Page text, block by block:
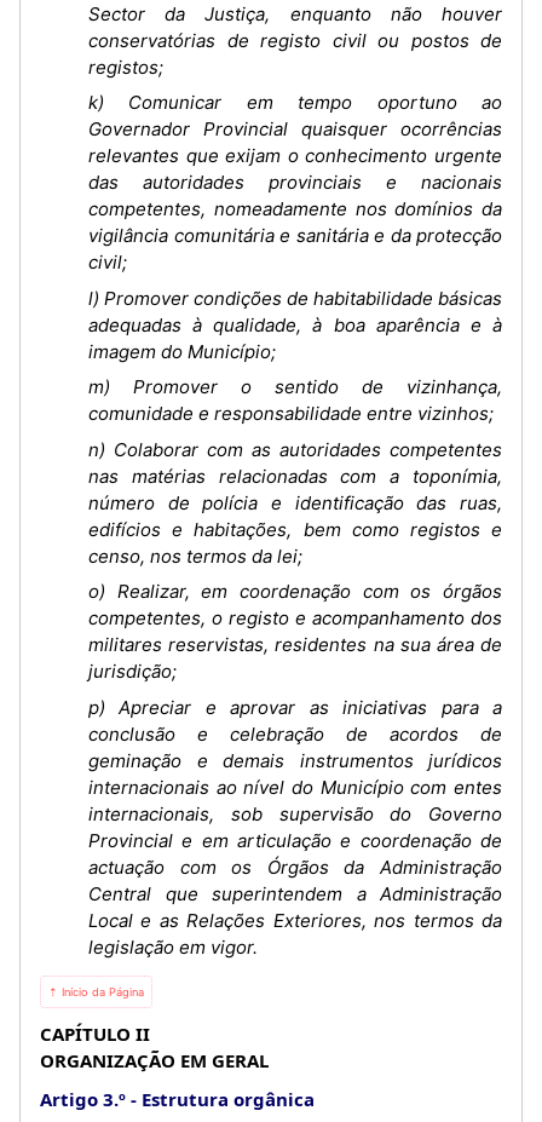
Sector da Justiça, enquanto não houver
conservatórias de registo civil ou postos de
registos;
k) Comunicar em tempo oportuno ao
Governador Provincial quaisquer ocorrências
relevantes que exijam o conhecimento urgente
das autoridades provinciais e nacionais
competentes, nomeadamente nos domínios da
vigilância comunitária e sanitária e da protecção
civil;
l) Promover condições de habitabilidade básicas
adequadas à qualidade, à boa aparência e à
imagem do Município;
m) Promover o sentido de vizinhança,
comunidade e responsabilidade entre vizinhos;
n) Colaborar com as autoridades competentes
nas matérias relacionadas com a toponímia,
número de polícia e identificação das ruas,
edifícios e habitações, bem como registos e
censo, nos termos da lei;
o) Realizar, em coordenação com os órgãos
competentes, o registo e acompanhamento dos
militares reservistas, residentes na sua área de
jurisdição;
p) Apreciar e aprovar as iniciativas para a
conclusão e celebração de acordos de
geminação e demais instrumentos jurídicos
internacionais ao nível do Município com entes
internacionais, sob supervisão do Governo
Provincial e em articulação e coordenação de
actuação com os Órgãos da Administração
Central que superintendem a Administração
Local e as Relações Exteriores, nos termos da
legislação em vigor.
⇡ Início da Página
CAPÍTULO II
ORGANIZAÇÃO EM GERAL
Artigo 3.º
Estrutura orgânica